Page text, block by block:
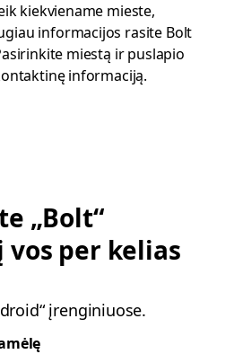
kiekviename mieste,
informacijos rasite Bolt
miestą ir puslapio
informaciją.
„Bolt“
per kelias
įrenginiuose.